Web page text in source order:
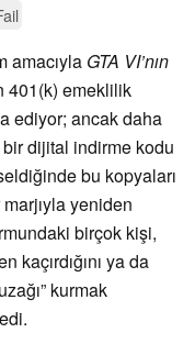
amacıyla GTA VI’nın
401(k) emeklilik
ediyor; ancak daha
dijital indirme kodu
bu kopyaları
yeniden
birçok kişi,
kaçırdığını ya da
kurmak